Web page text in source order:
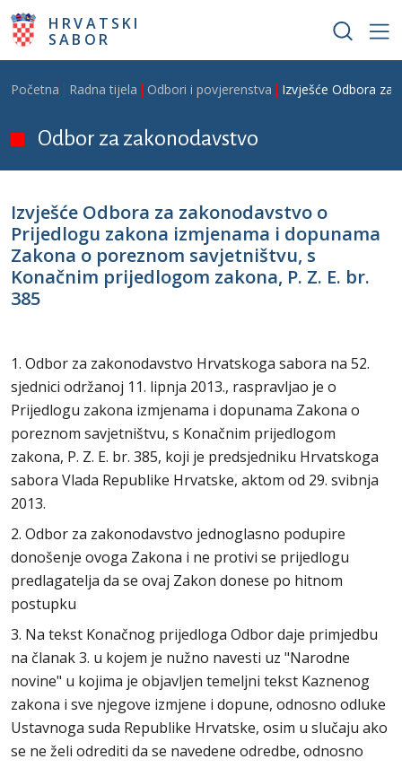
Skoči na glavni sadržaj
HRVATSKI
SABOR
Breadcrumb
Početna Radna tijela Odbori i povjerenstva Izvješće Odbora za
Odbor za zakonodavstvo
Izvješće Odbora za zakonodavstvo o
Prijedlogu zakona izmjenama i dopunama
Zakona o poreznom savjetništvu, s
Konačnim prijedlogom zakona, P. Z. E. br.
385
1. Odbor za zakonodavstvo Hrvatskoga sabora na 52.
sjednici održanoj 11. lipnja 2013., raspravljao je o
Prijedlogu zakona izmjenama i dopunama Zakona o
poreznom savjetništvu, s Konačnim prijedlogom
zakona, P. Z. E. br. 385, koji je predsjedniku Hrvatskoga
sabora Vlada Republike Hrvatske, aktom od 29. svibnja
2013.
2. Odbor za zakonodavstvo jednoglasno podupire
donošenje ovoga Zakona i ne protivi se prijedlogu
predlagatelja da se ovaj Zakon donese po hitnom
postupku
3. Na tekst Konačnog prijedloga Odbor daje primjedbu
na članak 3. u kojem je nužno navesti uz "Narodne
novine" u kojima je objavljen temeljni tekst Kaznenog
zakona i sve njegove izmjene i dopune, odnosno odluke
Ustavnoga suda Republike Hrvatske, osim u slučaju ako
se ne želi odrediti da se navedene odredbe, odnosno